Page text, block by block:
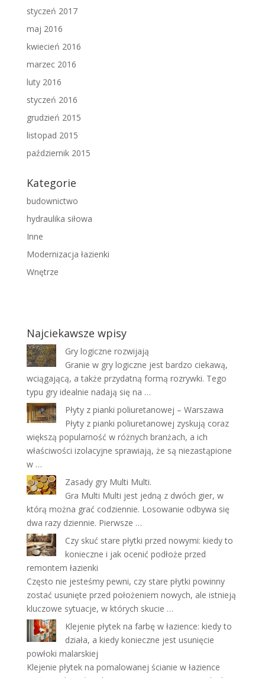
styczeń 2017
maj 2016
kwiecień 2016
marzec 2016
luty 2016
styczeń 2016
grudzień 2015
listopad 2015
październik 2015
Kategorie
budownictwo
hydraulika siłowa
Inne
Modernizacja łazienki
Wnętrze
Najciekawsze wpisy
Gry logiczne rozwijają
Granie w gry logiczne jest bardzo ciekawą,
wciągającą, a także przydatną formą rozrywki. Tego
typu gry idealnie nadają się na …
Płyty z pianki poliuretanowej – Warszawa
Płyty z pianki poliuretanowej zyskują coraz
większą popularność w różnych branżach, a ich
właściwości izolacyjne sprawiają, że są niezastąpione
w …
Zasady gry Multi Multi.
Gra Multi Multi jest jedną z dwóch gier, w
którą można grać codziennie. Losowanie odbywa się
dwa razy dziennie. Pierwsze …
Czy skuć stare płytki przed nowymi: kiedy to
konieczne i jak ocenić podłoże przed
remontem łazienki
Często nie jesteśmy pewni, czy stare płytki powinny
zostać usunięte przed położeniem nowych, ale istnieją
kluczowe sytuacje, w których skucie …
Klejenie płytek na farbę w łazience: kiedy to
działa, a kiedy konieczne jest usunięcie
powłoki malarskiej
Klejenie płytek na pomalowanej ścianie w łazience